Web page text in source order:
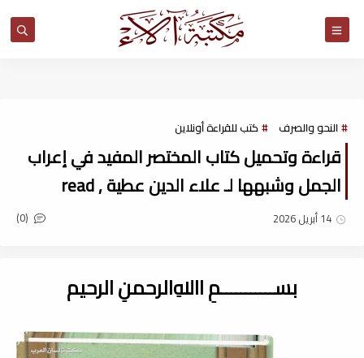
النحو والصرف كتب للقراءة أونلاين
قراءة وتحميل كتاب المختصر المفيد في إعراب
الجمل وشبهها لـ علاء الدين عطية , read
14 أبريل 2026 (0)
بســـــــــــمِ اﷲِالرحمنِ الرحيم